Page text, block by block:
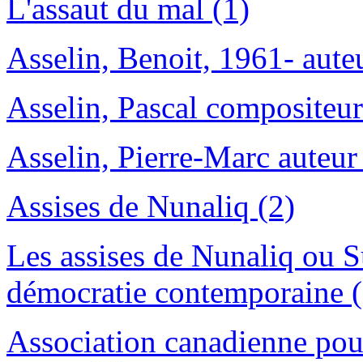
L'assaut du mal (1)
Asselin, Benoit, 1961-
Asselin, Pascal
Asselin, Pierre-Marc
Assises de Nunaliq (2)
Les assises de Nunaliq ou
démocratie contemporaine
Association canadienne